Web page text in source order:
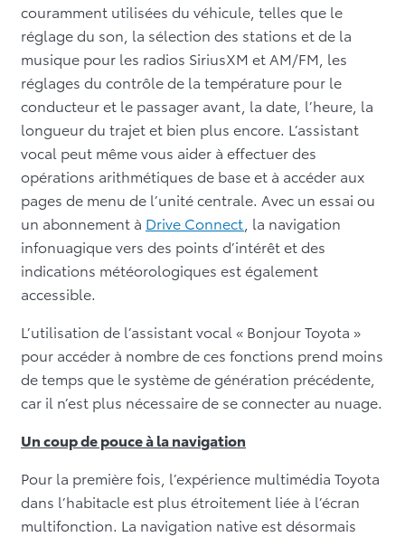
couramment utilisées du véhicule, telles que le
réglage du son, la sélection des stations et de la
musique pour les radios SiriusXM et AM/FM, les
réglages du contrôle de la température pour le
conducteur et le passager avant, la date, l’heure, la
longueur du trajet et bien plus encore. L’assistant
vocal peut même vous aider à effectuer des
opérations arithmétiques de base et à accéder aux
pages de menu de l’unité centrale. Avec un essai ou
un abonnement à Drive Connect , la navigation
infonuagique vers des points d’intérêt et des
indications météorologiques est également
accessible.
L’utilisation de l’assistant vocal « Bonjour Toyota »
pour accéder à nombre de ces fonctions prend moins
de temps que le système de génération précédente,
car il n’est plus nécessaire de se connecter au nuage.
Un coup de pouce à la navigation
Pour la première fois, l’expérience multimédia Toyota
dans l’habitacle est plus étroitement liée à l’écran
multifonction. La navigation native est désormais